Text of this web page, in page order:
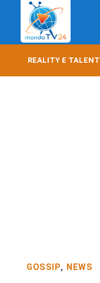
REALITY E TALENT
GOSSIP, NEWS